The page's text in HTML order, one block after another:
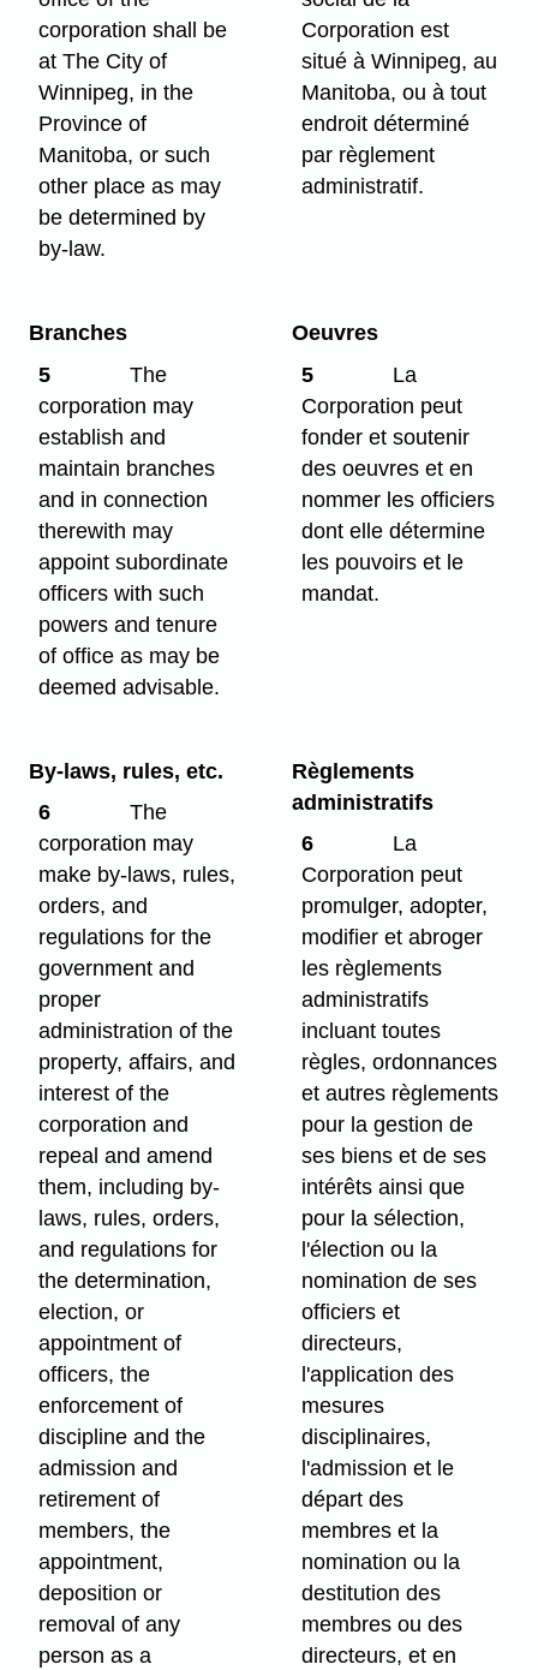
corporation shall be
at The City of
Winnipeg, in the
Province of
Manitoba, or such
other place as may
be determined by
by-law.
Corporation est
situé à Winnipeg, au
Manitoba, ou à tout
endroit déterminé
par règlement
administratif.
Branches
5
The
corporation may
establish and
maintain branches
and in connection
therewith may
appoint subordinate
officers with such
powers and tenure
of office as may be
deemed advisable.
Oeuvres
5
La
Corporation peut
fonder et soutenir
des oeuvres et en
nommer les officiers
dont elle détermine
les pouvoirs et le
mandat.
By-laws, rules, etc.
6
The
corporation may
make by-laws, rules,
orders, and
regulations for the
government and
proper
administration of the
property, affairs, and
interest of the
corporation and
repeal and amend
them, including by-
laws, rules, orders,
and regulations for
the determination,
election, or
appointment of
officers, the
enforcement of
discipline and the
admission and
retirement of
members, the
appointment,
deposition or
removal of any
person as a
Règlements
administratifs
6
La
Corporation peut
promulger, adopter,
modifier et abroger
les règlements
administratifs
incluant toutes
règles, ordonnances
et autres règlements
pour la gestion de
ses biens et de ses
intérêts ainsi que
pour la sélection,
l'élection ou la
nomination de ses
officiers et
directeurs,
l'application des
mesures
disciplinaires,
l'admission et le
départ des
membres et la
nomination ou la
destitution des
membres ou des
directeurs, et en